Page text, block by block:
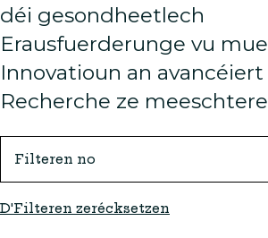
déi gesondheetlech
Erausfuerderunge vu
Innovatioun an avancéiert
Recherche ze
Filteren no
D'Filteren zerécksetzen